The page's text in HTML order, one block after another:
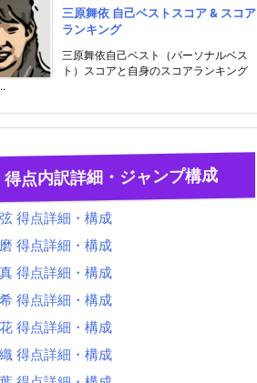
三原舞依 自己ベストスコア & スコア
ランキング
三原舞依自己ベスト（パーソナルベス
ト）スコアと自身のスコアランキング
得点内訳詳細・ジャンプ構成
得点詳細・構成
得点詳細・構成
得点詳細・構成
得点詳細・構成
得点詳細・構成
得点詳細・構成